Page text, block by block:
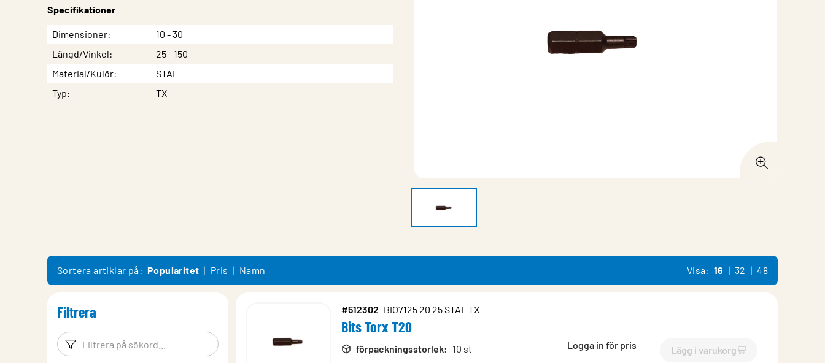
Specifikationer
EgenskapVärde
Dimensioner
10 - 30
Längd/Vinkel
25 - 150
Material/Kulör
STAL
Typ
TX
Sortera artiklar på: Popularitet Pris Namn Visa: 16 32 48
Filtrera
Filtreringsord Filtrera produkter
#512302 BIO7125 20 25 STAL TX
Bits Torx T20
förpackningsstorlek: 10 st Logga in för pris Lägg i varukorg
`$Lägg till